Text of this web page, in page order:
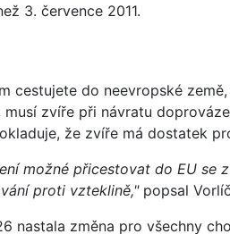
3. července 2011.
cestujete do neevropské
musí zvíře při návratu
že zvíře má dostatek
možné přicestovat do EU se
proti vzteklině,"popsal
nastala změna pro všechny